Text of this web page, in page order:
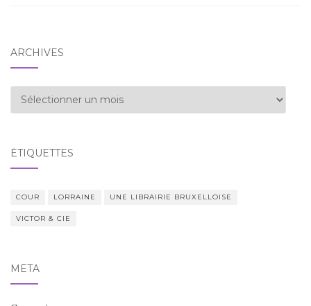
ARCHIVES
Archives
ÉTIQUETTES
COUR LORRAINE UNE LIBRAIRIE BRUXELLOISE
VICTOR & CIE
MÉTA